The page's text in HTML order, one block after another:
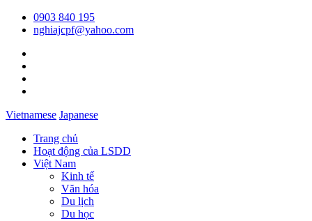
0903 840 195
nghiajcpf@yahoo.com
Vietnamese Japanese
Trang chủ
Hoạt động của LSDD
Việt Nam
Kinh tế
Văn hóa
Du lịch
Du học